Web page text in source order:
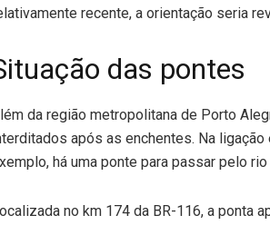
recente, a orientação seria
das pontes
da região metropolitana de Porto
após as enchentes. Na
há uma ponte para passar pelo rio
no km 174 da BR-116, a ponta